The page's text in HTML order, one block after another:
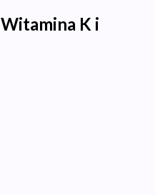
Witamina K i